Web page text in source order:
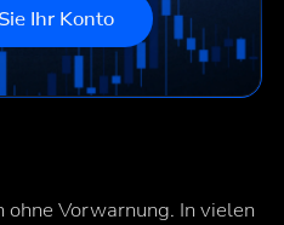
Ihr Konto
Vorwarnung. In vielen